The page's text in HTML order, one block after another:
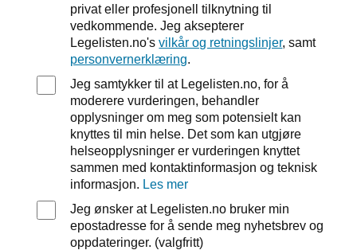
privat eller profesjonell tilknytning til
vedkommende. Jeg aksepterer
Legelisten.no'svilkår og retningslinjer, samt
personvernerklæring.
Jeg samtykker til at Legelisten.no, for å
moderere vurderingen, behandler
opplysninger om meg som potensielt kan
knyttes til min helse. Det som kan utgjøre
helseopplysninger er vurderingen knyttet
sammen med kontaktinformasjon og teknisk
informasjon. Les mer
Jeg ønsker at Legelisten.no bruker min
epostadresse for å sende meg nyhetsbrev og
oppdateringer. (valgfritt)